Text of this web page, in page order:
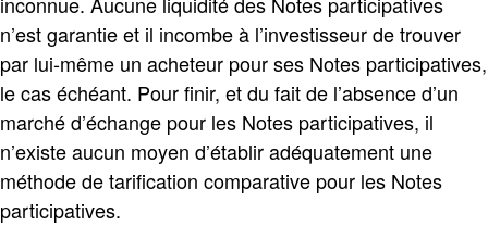
n’est garantie et il incombe à l’investisseur de trouver
par lui-même un acheteur pour ses Notes participatives,
le cas échéant. Pour finir, et du fait de l’absence d’un
marché d’échange pour les Notes participatives, il
n’existe aucun moyen d’établir adéquatement une
méthode de tarification comparative pour les Notes
participatives.